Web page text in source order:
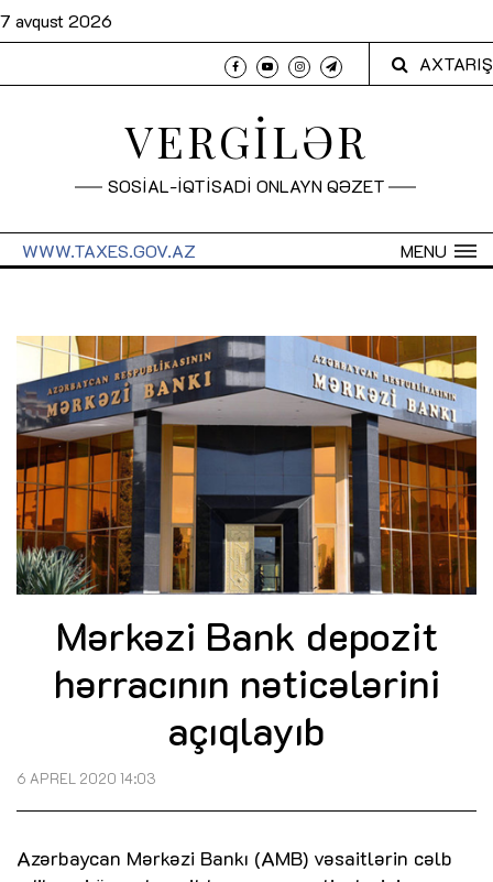
7 avqust 2026
AXTARIŞ
VERGİLƏR
SOSİAL-İQTİSADİ ONLAYN QƏZET
MENU
WWW.TAXES.GOV.AZ
Mərkəzi Bank depozit
hərracının nəticələrini
açıqlayıb
6 APREL 2020 14:03
Azərbaycan Mərkəzi Bankı (AMB) vəsaitlərin cəlb